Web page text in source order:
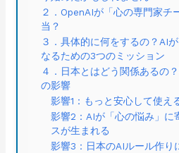
２．OpenAIが「心の専門家チ
当？
３．具体的に何をするの？AI
なるための3つのミッション
４．日本とはどう関係あるの
の影響
影響1：もっと安心して使え
影響2：AIが「心の悩み」に
スが生まれる
影響3：日本のAIルール作り